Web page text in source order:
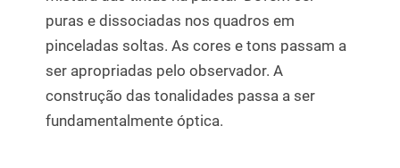
puras e dissociadas nos quadros em
pinceladas soltas. As cores e tons passam a
ser apropriadas pelo observador. A
construção das tonalidades passa a ser
fundamentalmente óptica.